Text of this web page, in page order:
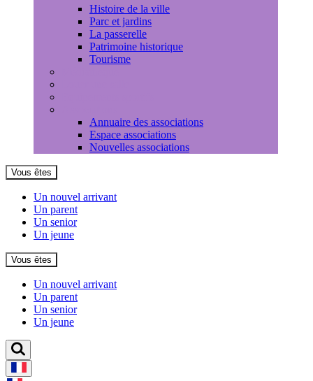
Histoire de la ville
Parc et jardins
La passerelle
Patrimoine historique
Tourisme
Annuaire des associations
Espace associations
Nouvelles associations
Vous êtes
Un nouvel arrivant
Un parent
Un senior
Un jeune
Vous êtes
Un nouvel arrivant
Un parent
Un senior
Un jeune